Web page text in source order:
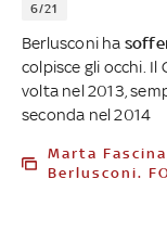
6/21
Berlusconi ha
colpisce gli occhi. Il
volta nel 2013,
seconda nel 2014
Marta Fascina, l'ultima compagna di Silvio
Berlusconi.